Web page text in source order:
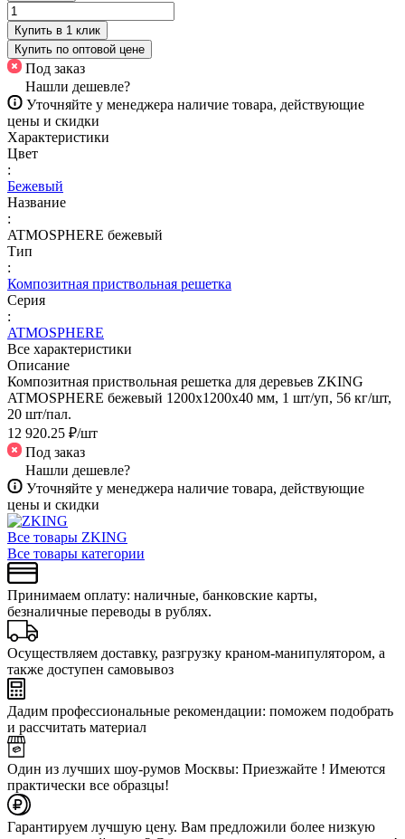
Купить в 1 клик
Купить по оптовой цене
Под заказ
Нашли дешевле?
Уточняйте у менеджера наличие товара, действующие
цены и скидки
Характеристики
Цвет
:
Бежевый
Название
:
ATMOSPHERE бежевый
Тип
:
Композитная приствольная решетка
Серия
:
ATMOSPHERE
Все характеристики
Описание
Композитная приствольная решетка для деревьев ZKING
ATMOSPHERE бежевый 1200х1200х40 мм, 1 шт/уп, 56 кг/шт,
20 шт/пал.
12 920.25 ₽/шт
Под заказ
Нашли дешевле?
Уточняйте у менеджера наличие товара, действующие
цены и скидки
Все товары ZKING
Все товары категории
Принимаем оплату: наличные, банковские карты,
безналичные переводы в рублях.
Осуществляем доставку, разгрузку краном-манипулятором, а
также доступен самовывоз
Дадим профессиональные рекомендации: поможем подобрать
и рассчитать материал
Один из лучших шоу-румов Москвы: Приезжайте ! Имеются
практически все образцы!
Гарантируем лучшую цену. Вам предложили более низкую